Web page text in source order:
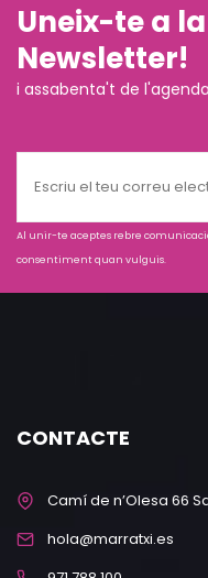
Uneix-te a
Newsletter!
i assabenta't de
Al unir-te aceptes rebre
consentiment quan vulguis.
CONTACTE
Camí de n’Olesa 66
hola@marratxi.es